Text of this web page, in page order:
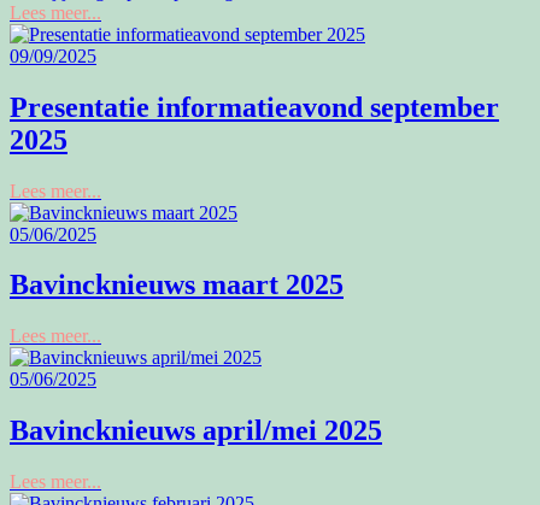
Lees meer...
09/09/2025
Presentatie informatieavond september
2025
Lees meer...
05/06/2025
Bavincknieuws maart 2025
Lees meer...
05/06/2025
Bavincknieuws april/mei 2025
Lees meer...